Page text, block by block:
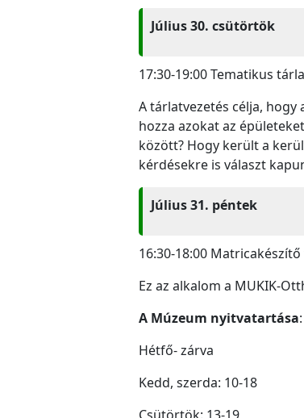
Július 30. csütörtök
17:30-19:00 Tematikus
A tárlatvezetés célja,
hozza azokat az
között? Hogy került a
kérdésekre is választ
Július 31. péntek
16:30-18:00
Ez az alkalom a MUKIK-
A Múzeum nyitvatartása:
Hétfő- zárva
Kedd, szerda: 10-18